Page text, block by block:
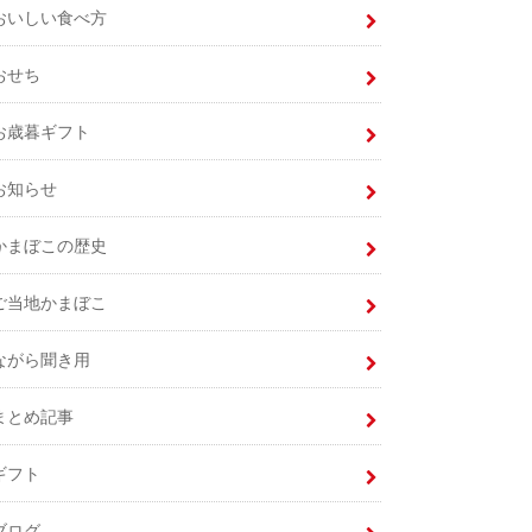
いしい食べ方
せち
歳暮ギフト
知らせ
まぼこの歴史
当地かまぼこ
がら聞き用
とめ記事
フト